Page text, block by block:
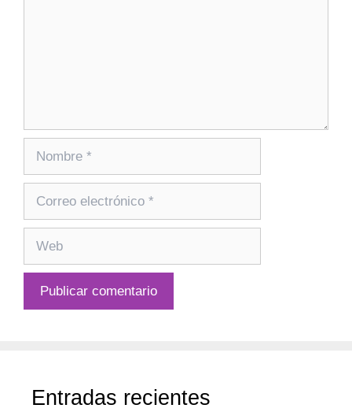
Entradas recientes